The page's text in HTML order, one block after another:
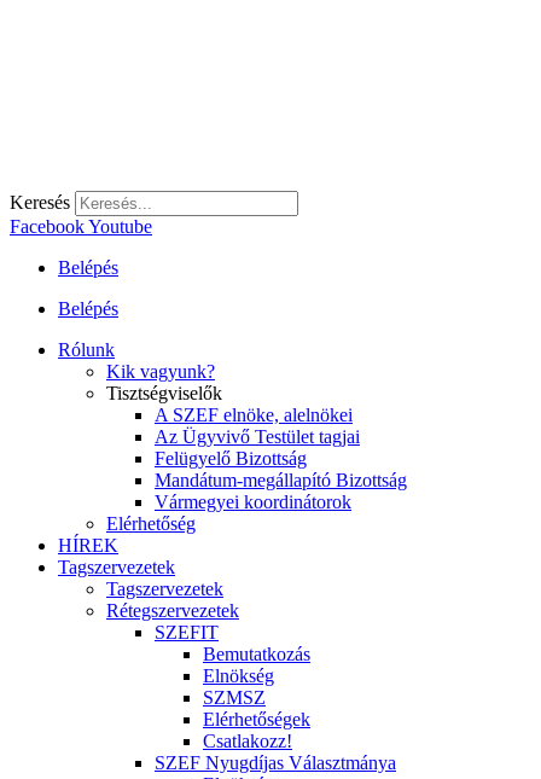
Keresés
FacebookYoutube
Belépés
Belépés
Rólunk
Kik vagyunk?
Tisztségviselők
A SZEF elnöke, alelnökei
Az Ügyvivő Testület tagjai
Felügyelő Bizottság
Mandátum-megállapító Bizottság
Vármegyei koordinátorok
Elérhetőség
HÍREK
Tagszervezetek
Tagszervezetek
Rétegszervezetek
SZEFIT
Bemutatkozás
Elnökség
SZMSZ
Elérhetőségek
Csatlakozz!
SZEF Nyugdíjas Választmánya